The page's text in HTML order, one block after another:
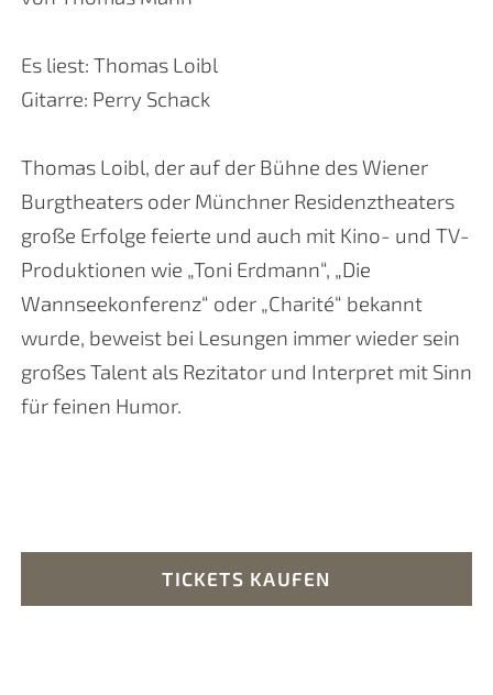
Es liest: Thomas Loibl
Gitarre: Perry Schack
Thomas Loibl, der auf der Bühne des Wiener
Burgtheaters oder Münchner Residenztheaters
große Erfolge feierte und auch mit Kino- und TV-
Produktionen wie „Toni Erdmann“, „Die
Wannseekonferenz“ oder „Charité“ bekannt
wurde, beweist bei Lesungen immer wieder sein
großes Talent als Rezitator und Interpret mit Sinn
für feinen Humor.
TICKETS KAUFEN